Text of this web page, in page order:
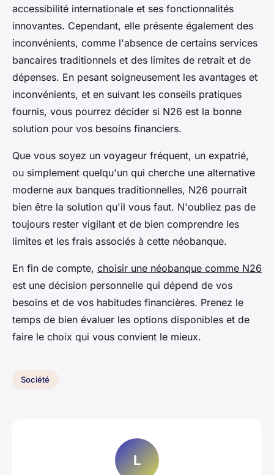
accessibilité internationale et ses fonctionnalités
innovantes. Cependant, elle présente également des
inconvénients, comme l'absence de certains services
bancaires traditionnels et des limites de retrait et de
dépenses. En pesant soigneusement les avantages et
inconvénients, et en suivant les conseils pratiques
fournis, vous pourrez décider si N26 est la bonne
solution pour vos besoins financiers.
Que vous soyez un voyageur fréquent, un expatrié,
ou simplement quelqu'un qui cherche une alternative
moderne aux banques traditionnelles, N26 pourrait
bien être la solution qu'il vous faut. N'oubliez pas de
toujours rester vigilant et de bien comprendre les
limites et les frais associés à cette néobanque.
En fin de compte, choisir une néobanque comme N26
est une décision personnelle qui dépend de vos
besoins et de vos habitudes financières. Prenez le
temps de bien évaluer les options disponibles et de
faire le choix qui vous convient le mieux.
Société
L